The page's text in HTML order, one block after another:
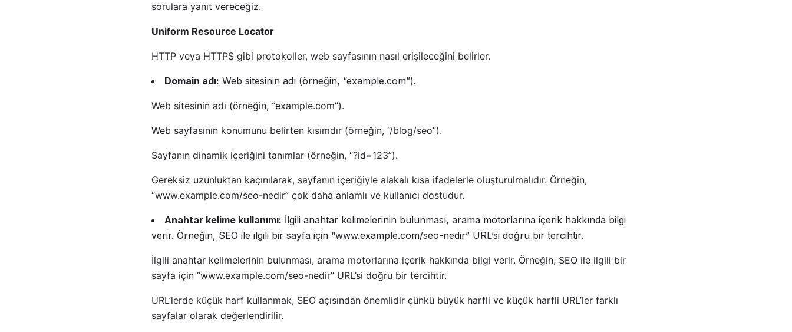
sorulara yanıt vereceğiz.
Uniform Resource Locator
HTTP veya HTTPS gibi protokoller, web sayfasının nasıl erişileceğini belirler.
Domain adı: Web sitesinin adı (örneğin, “example.com”).
Web sitesinin adı (örneğin, “example.com”).
Web sayfasının konumunu belirten kısımdır (örneğin, “/blog/seo”).
Sayfanın dinamik içeriğini tanımlar (örneğin, “?id=123”).
Gereksiz uzunluktan kaçınılarak, sayfanın içeriğiyle alakalı kısa ifadelerle oluşturulmalıdır. Örneğin,
“www.example.com/seo-nedir” çok daha anlamlı ve kullanıcı dostudur.
Anahtar kelime kullanımı: İlgili anahtar kelimelerinin bulunması, arama motorlarına içerik hakkında bilgi
verir. Örneğin, SEO ile ilgili bir sayfa için “www.example.com/seo-nedir” URL’si doğru bir tercihtir.
İlgili anahtar kelimelerinin bulunması, arama motorlarına içerik hakkında bilgi verir. Örneğin, SEO ile ilgili bir
sayfa için “www.example.com/seo-nedir” URL’si doğru bir tercihtir.
URL’lerde küçük harf kullanmak, SEO açısından önemlidir çünkü büyük harfli ve küçük harfli URL’ler farklı
sayfalar olarak değerlendirilir.